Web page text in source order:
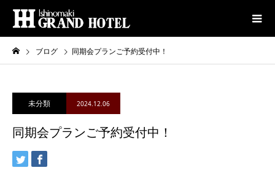
ブログ 同期会プランご予約受付中！
未分類 2024.12.06
同期会プランご予約受付中！